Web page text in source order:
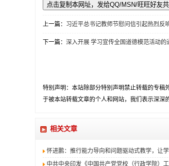
上一篇： 习近平总书记教师节慰问信引起热烈反
下一篇： 深入开展 学习宣传全国道德模范活动的
特别声明：本站除部分特别声明禁止转载的专
于被本站转载文章的个人和网站，我们表示深深
相关文章
怀进鹏：推行能力导向和问题驱动式教学，让
中共中央印发《中国共产党党校（行政学院）工